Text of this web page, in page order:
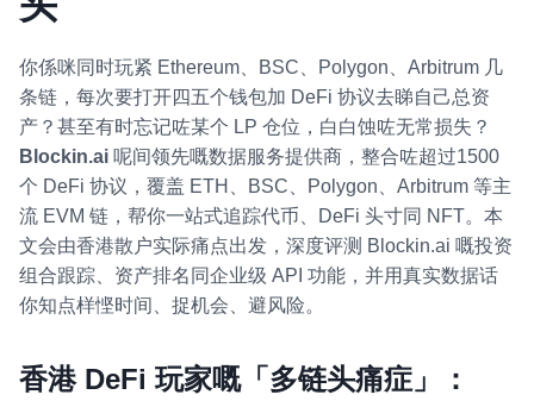
你係咪同时玩紧 Ethereum、BSC、Polygon、Arbitrum 几
条链，每次要打开四五个钱包加 DeFi 协议去睇自己总资
产？甚至有时忘记咗某个 LP 仓位，白白蚀咗无常损失？
Blockin.ai 呢间领先嘅数据服务提供商，整合咗超过1500
个 DeFi 协议，覆盖 ETH、BSC、Polygon、Arbitrum 等主
流 EVM 链，帮你一站式追踪代币、DeFi 头寸同 NFT。本
文会由香港散户实际痛点出发，深度评测 Blockin.ai 嘅投资
组合跟踪、资产排名同企业级 API 功能，并用真实数据话
你知点样悭时间、捉机会、避风险。
香港 DeFi 玩家嘅「多链头痛症」：